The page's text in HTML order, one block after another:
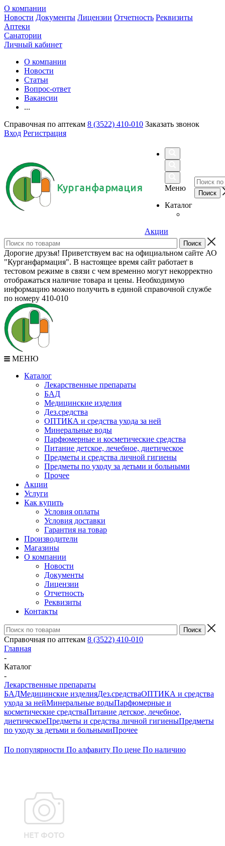
О компании
Новости Документы Лицензии Отчетность Реквизиты
Аптеки
Санатории
Личный кабинет
О компании
Новости
Статьи
Вопрос-ответ
Вакансии
...
Справочная по аптекам 8 (3522) 410-010 Заказать звонок
Вход Регистрация
Курганфармация
Меню
Каталог
Акции
Дорогие друзья! Приветствуем вас на официальном сайте АО
"Курганфармация". В настоящее время сайт работает в
тестовом режиме в связи с чем временно могут некорректно
отображаться наличие товара и цены. Необходимую
информацию можно получить в единой справочной службе
по номеру 410-010
МЕНЮ
Каталог
Лекарственные препараты
БАД
Медицинские изделия
Дез.средства
ОПТИКА и средства ухода за ней
Минеральные воды
Парфюмерные и косметические средства
Питание детское, лечебное, диетическое
Предметы и средства личной гигиены
Предметы по уходу за детьми и больными
Прочее
Акции
Услуги
Как купить
Условия оплаты
Условия доставки
Гарантия на товар
Производители
Магазины
О компании
Новости
Документы
Лицензии
Отчетность
Реквизиты
Контакты
Справочная по аптекам 8 (3522) 410-010
Главная
-
Каталог
-
Лекарственные препараты
БАДМедицинские изделияДез.средстваОПТИКА и средства
ухода за нейМинеральные водыПарфюмерные и
косметические средстваПитание детское, лечебное,
диетическоеПредметы и средства личной гигиеныПредметы
по уходу за детьми и больнымиПрочее
По популярности По алфавиту По цене По наличию